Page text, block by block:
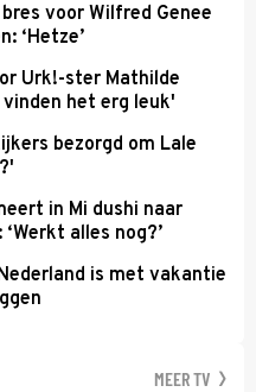
voor Wilfred Genee
‘Hetze’
Urk!-ster Mathilde
het erg leuk'
bezorgd om Lale
in Mi dushi naar
alles nog?’
is met vakantie
MEER TV